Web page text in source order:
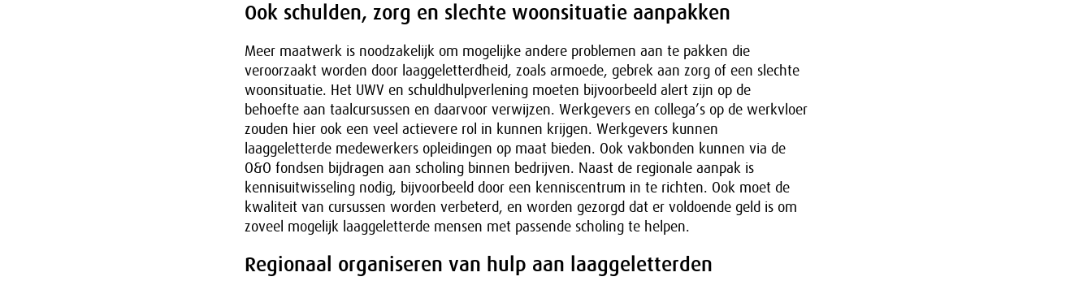
Ook schulden, zorg en slechte woonsituatie aanpakken
Meer maatwerk is noodzakelijk om mogelijke andere problemen aan te pakken die
veroorzaakt worden door laaggeletterdheid, zoals armoede, gebrek aan zorg of een slechte
woonsituatie. Het UWV en schuldhulpverlening moeten bijvoorbeeld alert zijn op de
behoefte aan taalcursussen en daarvoor verwijzen. Werkgevers en collega’s op de werkvloer
zouden hier ook een veel actievere rol in kunnen krijgen. Werkgevers kunnen
laaggeletterde medewerkers opleidingen op maat bieden. Ook vakbonden kunnen via de
O&O fondsen bijdragen aan scholing binnen bedrijven. Naast de regionale aanpak is
kennisuitwisseling nodig, bijvoorbeeld door een kenniscentrum in te richten. Ook moet de
kwaliteit van cursussen worden verbeterd, en worden gezorgd dat er voldoende geld is om
zoveel mogelijk laaggeletterde mensen met passende scholing te helpen.
Regionaal organiseren van hulp aan laaggeletterden